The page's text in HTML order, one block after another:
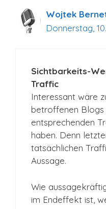
Wojtek
Donnerstag,
Sichtbarkeits-
Traffic
Interessant wäre
betroffenen Blogs
entsprechenden
haben. Denn
tatsächlichen
Aussage.
Wie
im Endeffekt ist,